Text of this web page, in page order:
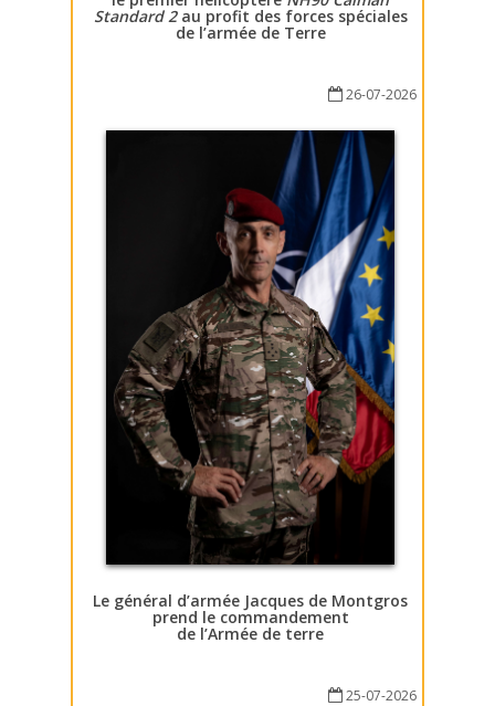
Standard 2au profit des forces spéciales
de l’armée de Terre
26-07-2026
Le général d’armée Jacques de Montgros
prend le commandement
de l’Armée de terre
25-07-2026